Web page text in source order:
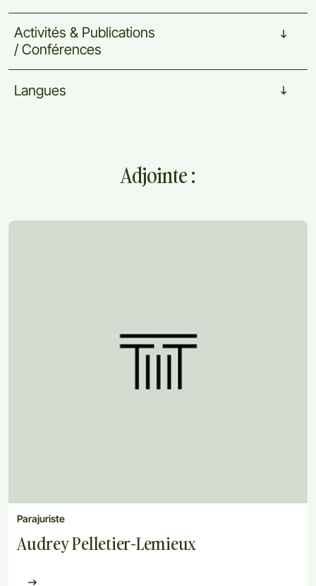
Activités & Publications
/ Conférences
Langues
Adjointe :
Parajuriste
Audrey Pelletier-Lemieux